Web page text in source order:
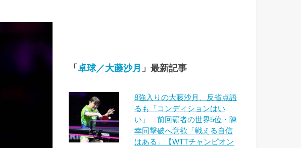
「 卓球／大藤沙月 」最新記事
8強入りの大藤沙月、反省点語
るも「コンディションはい
い」 前回覇者の世界5位・陳
幸同撃破へ意欲「戦える自信
はある」【WTTチャンピオン